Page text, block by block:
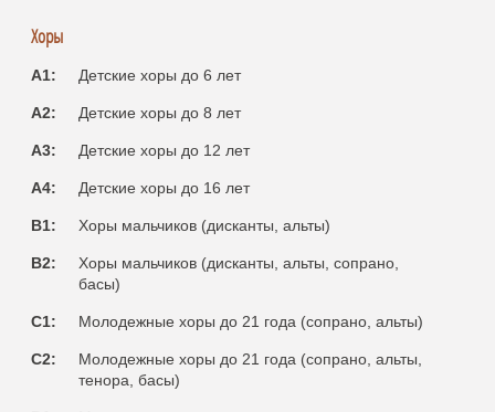
Хоры
A1: Детские хоры до 6 лет
A2: Детские хоры до 8 лет
A3: Детские хоры до 12 лет
A4: Детские хоры до 16 лет
B1: Хоры мальчиков (дисканты, альты)
B2:
Хоры мальчиков (дисканты, альты, сопрано,
басы)
C1: Молодежные хоры до 21 года (сопрано, альты)
C2:
Молодежные хоры до 21 года (сопрано, альты,
тенора, басы)